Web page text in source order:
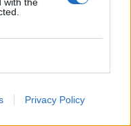
Privacy Policy
aventureiros
a comunidade Africa
ao mototurismo.